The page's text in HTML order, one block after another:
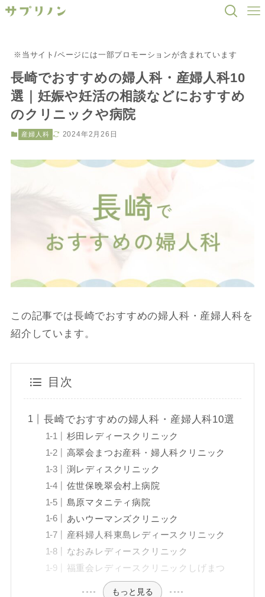
※当サイト/ページには一部プロモーションが含まれています
長崎でおすすめの婦人科・産婦人科10
選｜妊娠や妊活の相談などにおすすめ
のクリニックや病院
産婦人科 2024年2月26日
この記事では長崎でおすすめの婦人科・産婦人科を
紹介しています。
目次
長崎でおすすめの婦人科・産婦人科10選
杉田レディースクリニック
高翠会まつお産科・婦人科クリニック
渕レディスクリニック
佐世保晩翠会村上病院
島原マタニティ病院
あいウーマンズクリニック
産科婦人科東島レディースクリニック
なおみレディースクリニック
福重会レディースクリニックしげまつ
もっと見る